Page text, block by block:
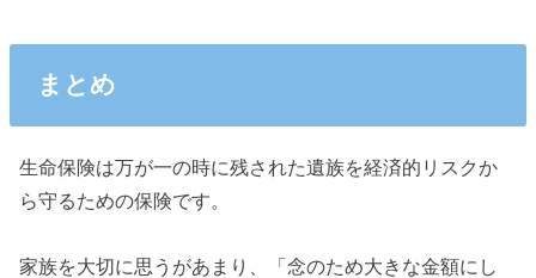
まとめ
生命保険は万が一の時に残された遺族を経済的リスクか
ら守るための保険です。
家族を大切に思うがあまり、「念のため大きな金額にし